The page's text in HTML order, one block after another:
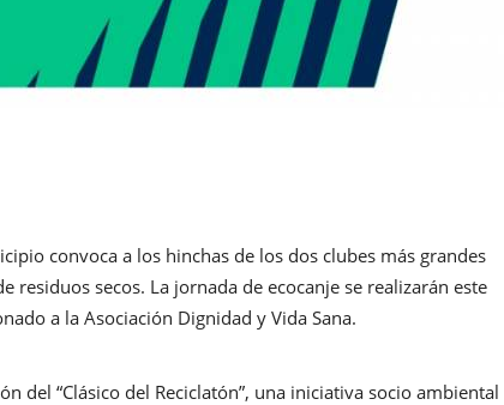
convoca a los hinchas de los dos clubes más grandes
residuos secos. La jornada de ecocanje se realizarán este
a la Asociación Dignidad y Vida Sana.
del “Clásico del Reciclatón”, una iniciativa socio ambiental